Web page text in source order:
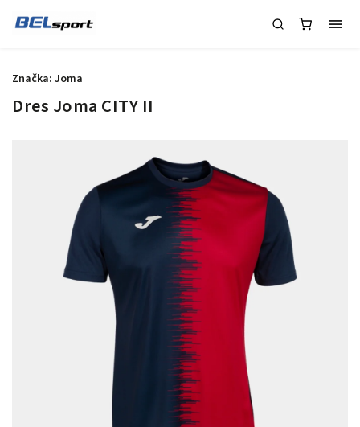
Dres Joma CITY II
Značka: Joma